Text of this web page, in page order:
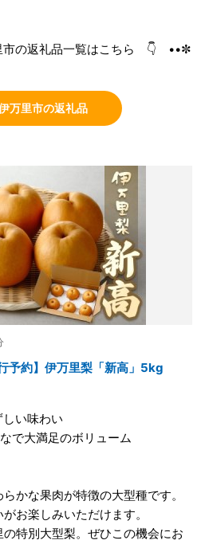
の返礼品一覧はこちら 👇 ••✼
万里市の返礼品
予約】伊万里梨「新高」5kg
い味わい
で大満足のボリューム
かな果肉が特徴の大型種です。
お楽しみいただけます。
特別大型梨。ぜひこの機会にお